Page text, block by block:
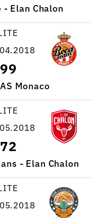
Elan Chalon
99
Monaco
72
- Elan Chalon